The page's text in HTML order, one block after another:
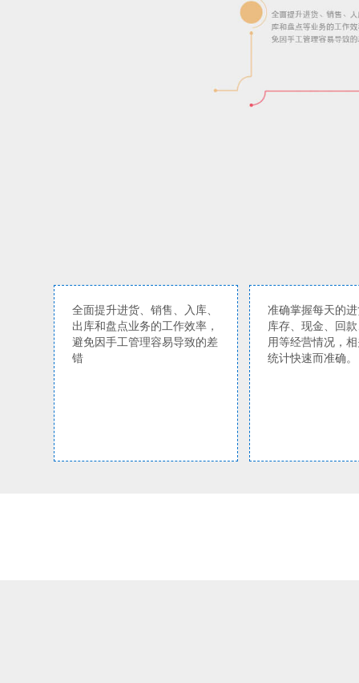
全面提升进货、销售、入库、
出库和盘点业务的工作效率，
避免因手工管理容易导致的差
错
准确掌握每天的
库存、现金、回
用等经营情况，
统计快速而准确。